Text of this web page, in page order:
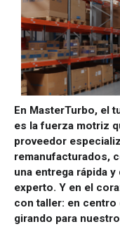
En MasterTurbo, el
es la fuerza motriz
proveedor
remanufacturados,
una entrega rápida
experto. Y en el
con taller: en centro
girando para